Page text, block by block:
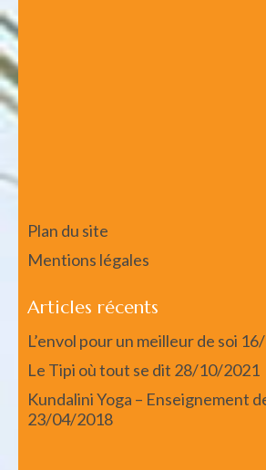
Plan du site
Mentions légales
Articles récents
L’envol pour un meilleur de soi
Le Tipi où tout se dit 28/10/2021
Kundalini Yoga – Enseignement
23/04/2018